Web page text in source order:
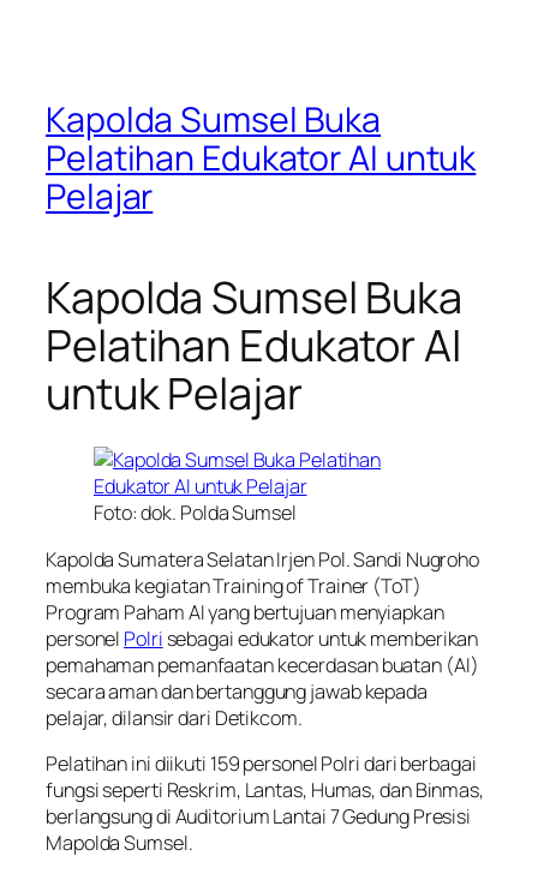
Kapolda Sumsel Buka
Pelatihan Edukator AI untuk
Pelajar
Kapolda Sumsel Buka
Pelatihan Edukator AI
untuk Pelajar
Foto: dok. Polda Sumsel
Kapolda Sumatera Selatan Irjen Pol. Sandi Nugroho
membuka kegiatan Training of Trainer (ToT)
Program Paham AI yang bertujuan menyiapkan
personel Polri sebagai edukator untuk memberikan
pemahaman pemanfaatan kecerdasan buatan (AI)
secara aman dan bertanggung jawab kepada
pelajar, dilansir dari Detikcom.
Pelatihan ini diikuti 159 personel Polri dari berbagai
fungsi seperti Reskrim, Lantas, Humas, dan Binmas,
berlangsung di Auditorium Lantai 7 Gedung Presisi
Mapolda Sumsel.